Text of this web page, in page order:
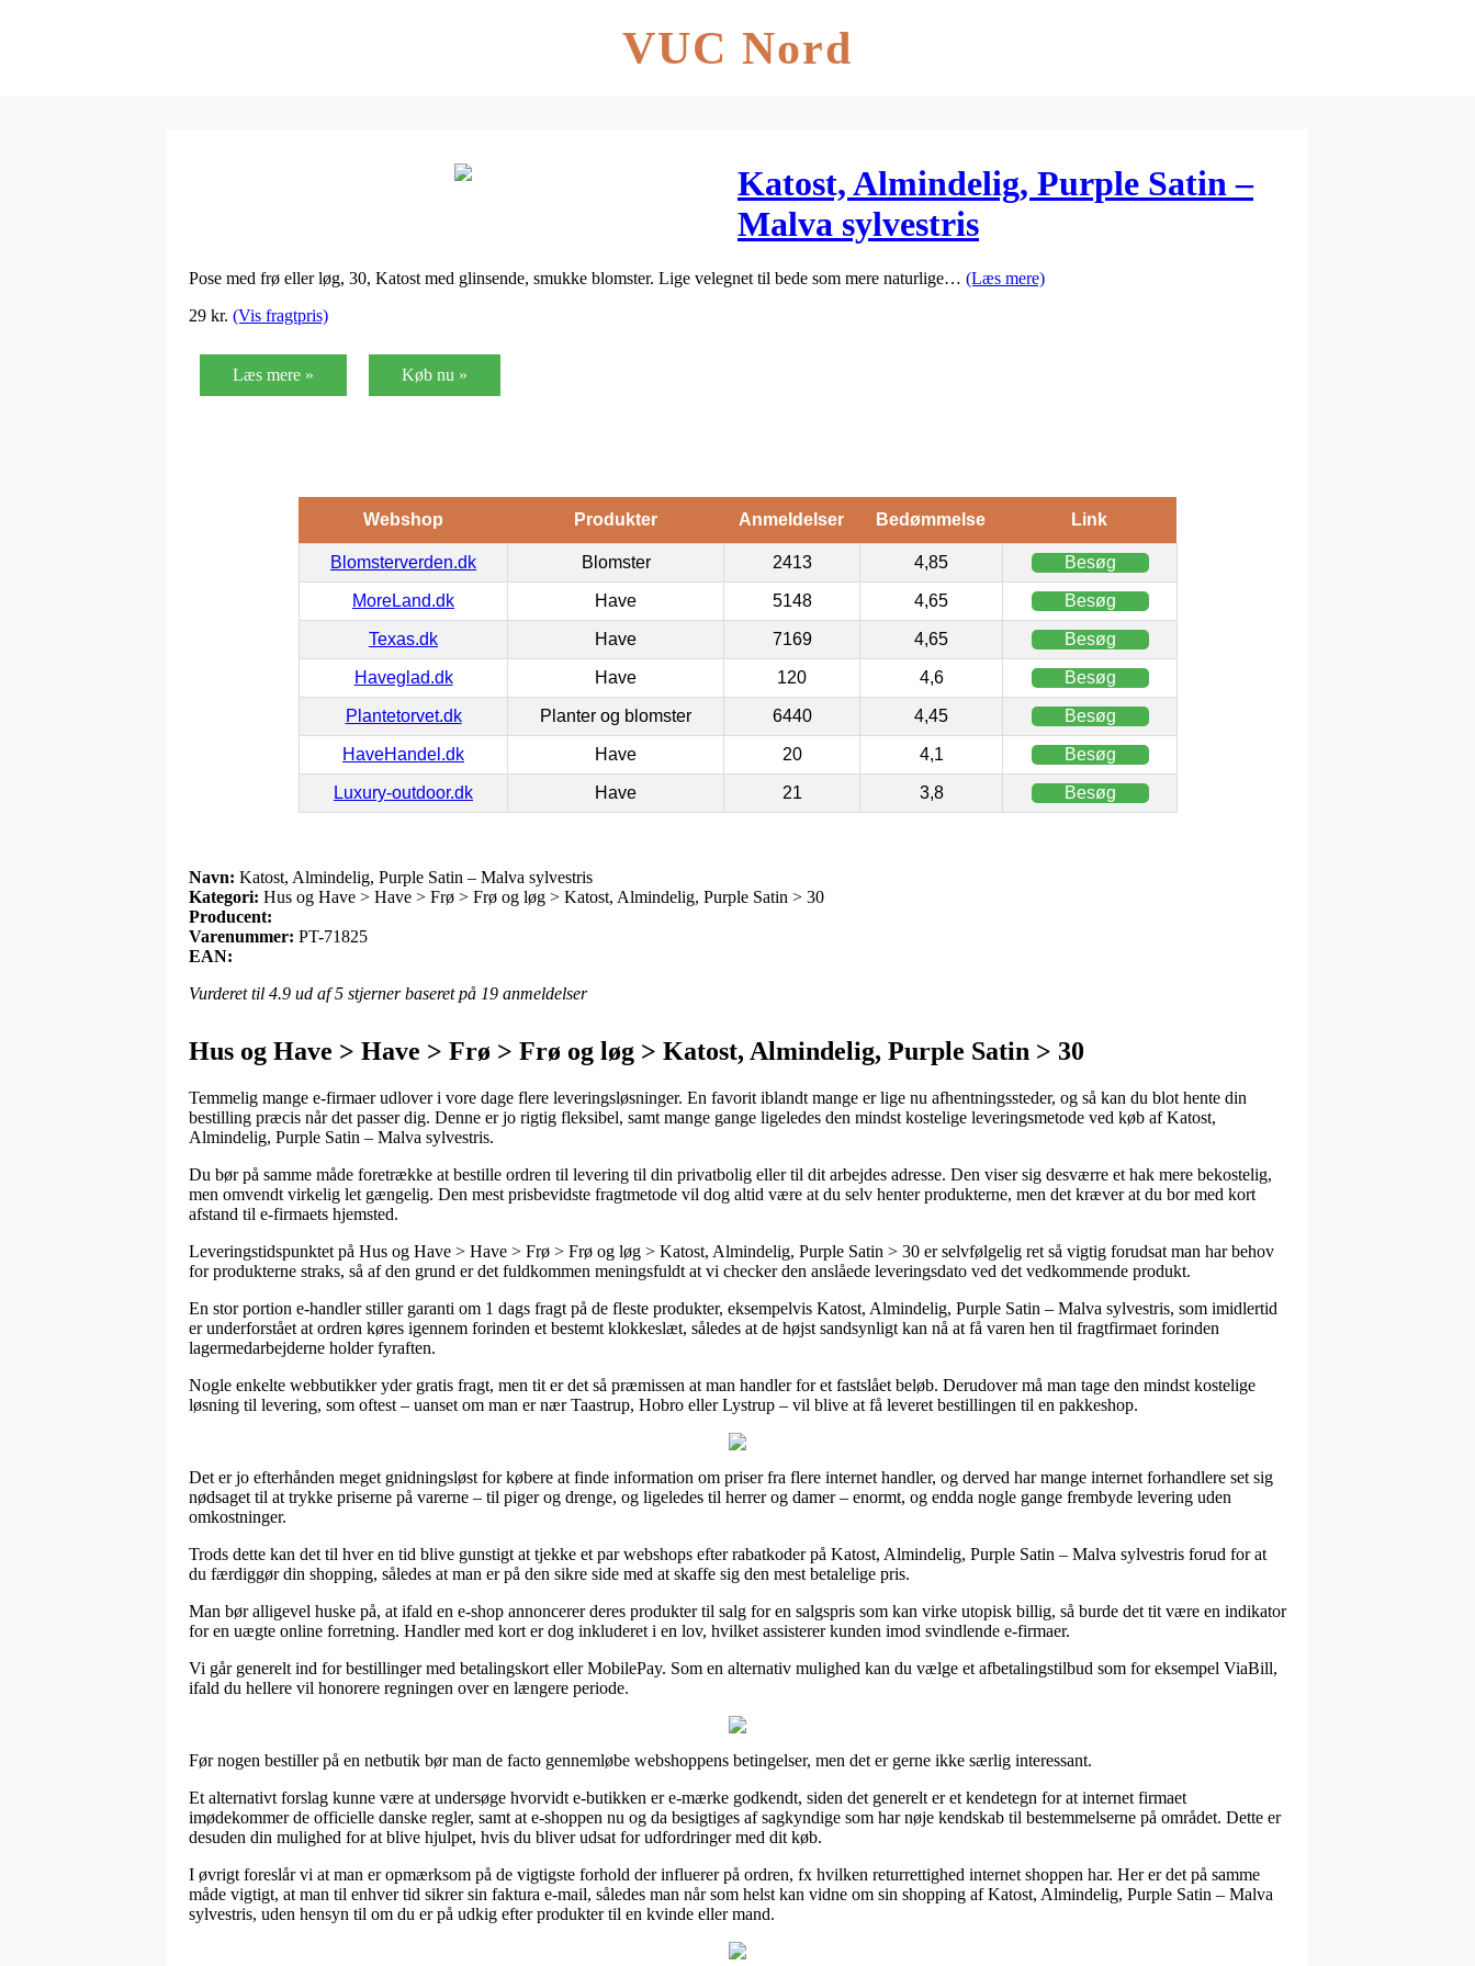
VUC Nord
Katost, Almindelig, Purple Satin –
Malva sylvestris
Pose med frø eller løg, 30, Katost med glinsende, smukke blomster. Lige velegnet til bede som mere naturlige… (Læs mere)
29 kr. (Vis fragtpris)
Læs mere » Køb nu »
Webshop Produkter Anmeldelser Bedømmelse Link
Blomsterverden.dk Blomster 2413 4,85 Besøg
MoreLand.dk Have 5148 4,65 Besøg
Texas.dk Have 7169 4,65 Besøg
Haveglad.dk Have 120 4,6 Besøg
Plantetorvet.dk Planter og blomster 6440 4,45 Besøg
HaveHandel.dk Have 20 4,1 Besøg
Luxury-outdoor.dk Have 21 3,8 Besøg
Navn: Katost, Almindelig, Purple Satin – Malva sylvestris
Kategori: Hus og Have > Have > Frø > Frø og løg > Katost, Almindelig, Purple Satin > 30
Producent:
Varenummer: PT-71825
EAN:
Vurderet til 4.9 ud af 5 stjerner baseret på 19 anmeldelser
Hus og Have > Have > Frø > Frø og løg > Katost, Almindelig, Purple Satin > 30
Temmelig mange e-firmaer udlover i vore dage flere leveringsløsninger. En favorit iblandt mange er lige nu afhentningssteder, og så kan du blot hente din
bestilling præcis når det passer dig. Denne er jo rigtig fleksibel, samt mange gange ligeledes den mindst kostelige leveringsmetode ved køb af Katost,
Almindelig, Purple Satin – Malva sylvestris.
Du bør på samme måde foretrække at bestille ordren til levering til din privatbolig eller til dit arbejdes adresse. Den viser sig desværre et hak mere bekostelig,
men omvendt virkelig let gængelig. Den mest prisbevidste fragtmetode vil dog altid være at du selv henter produkterne, men det kræver at du bor med kort
afstand til e-firmaets hjemsted.
Leveringstidspunktet på Hus og Have > Have > Frø > Frø og løg > Katost, Almindelig, Purple Satin > 30 er selvfølgelig ret så vigtig forudsat man har behov
for produkterne straks, så af den grund er det fuldkommen meningsfuldt at vi checker den anslåede leveringsdato ved det vedkommende produkt.
En stor portion e-handler stiller garanti om 1 dags fragt på de fleste produkter, eksempelvis Katost, Almindelig, Purple Satin – Malva sylvestris, som imidlertid
er underforstået at ordren køres igennem forinden et bestemt klokkeslæt, således at de højst sandsynligt kan nå at få varen hen til fragtfirmaet forinden
lagermedarbejderne holder fyraften.
Nogle enkelte webbutikker yder gratis fragt, men tit er det så præmissen at man handler for et fastslået beløb. Derudover må man tage den mindst kostelige
løsning til levering, som oftest – uanset om man er nær Taastrup, Hobro eller Lystrup – vil blive at få leveret bestillingen til en pakkeshop.
Det er jo efterhånden meget gnidningsløst for købere at finde information om priser fra flere internet handler, og derved har mange internet forhandlere set sig
nødsaget til at trykke priserne på varerne – til piger og drenge, og ligeledes til herrer og damer – enormt, og endda nogle gange frembyde levering uden
omkostninger.
Trods dette kan det til hver en tid blive gunstigt at tjekke et par webshops efter rabatkoder på Katost, Almindelig, Purple Satin – Malva sylvestris forud for at
du færdiggør din shopping, således at man er på den sikre side med at skaffe sig den mest betalelige pris.
Man bør alligevel huske på, at ifald en e-shop annoncerer deres produkter til salg for en salgspris som kan virke utopisk billig, så burde det tit være en indikator
for en uægte online forretning. Handler med kort er dog inkluderet i en lov, hvilket assisterer kunden imod svindlende e-firmaer.
Vi går generelt ind for bestillinger med betalingskort eller MobilePay. Som en alternativ mulighed kan du vælge et afbetalingstilbud som for eksempel ViaBill,
ifald du hellere vil honorere regningen over en længere periode.
Før nogen bestiller på en netbutik bør man de facto gennemløbe webshoppens betingelser, men det er gerne ikke særlig interessant.
Et alternativt forslag kunne være at undersøge hvorvidt e-butikken er e-mærke godkendt, siden det generelt er et kendetegn for at internet firmaet
imødekommer de officielle danske regler, samt at e-shoppen nu og da besigtiges af sagkyndige som har nøje kendskab til bestemmelserne på området. Dette er
desuden din mulighed for at blive hjulpet, hvis du bliver udsat for udfordringer med dit køb.
I øvrigt foreslår vi at man er opmærksom på de vigtigste forhold der influerer på ordren, fx hvilken returrettighed internet shoppen har. Her er det på samme
måde vigtigt, at man til enhver tid sikrer sin faktura e-mail, således man når som helst kan vidne om sin shopping af Katost, Almindelig, Purple Satin – Malva
sylvestris, uden hensyn til om du er på udkig efter produkter til en kvinde eller mand.